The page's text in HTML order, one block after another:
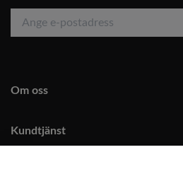
Om oss
Kundtjänst